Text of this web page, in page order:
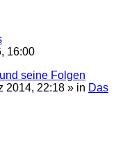
16:00
seine Folgen
2014, 22:18 » in Das